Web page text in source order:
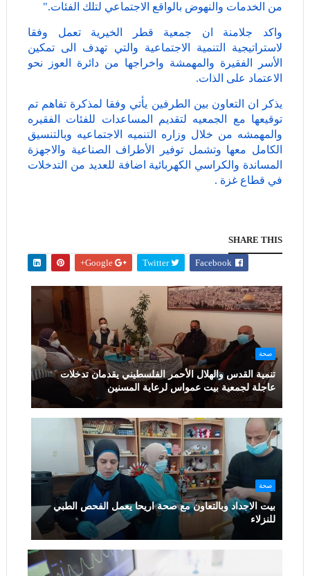
من الخدمات والنهوض بالواقع الاجتماعي لتلك الفئات."
واكد جلامنة ان جمعية قطر الخيرية تعمل وفقا
لاستراتيجية التنمية الاجتماعية والتي تهدف الى تمكين
الأسر الفقيرة والمهمشة واخراجها من دائرة العوز نحو
الاعتماد على الذات.
يذكر ان التعاون بين الطرفين يأتي وفقا لمذكرة تفاهم تم
توقيعها مع الجمعيه لتقديم المساعدات للفئات الفقيره
والمهمشه من خلال وزاره التنميه الاجتماعيه وبالتنسيق
الكامل معها وتشمل توفير الأطراف الصناعية والاجهزة
المساندة والكراسي الكهربائية اضافة للعديد من التدخلات
في قطاع غزة .
SHARE THIS
Facebook
Twitter
Google+
صحة
تنمية القدس والهلال الأحمر الفلسطيني يقدمان تدخلات
عاجلة لجمعية بيت عمواس لرعاية المسنين
صحة
بيت الاجداد وبالتعاون مع صحة اريحا يعمل الفحص الطبي
للنزلاء